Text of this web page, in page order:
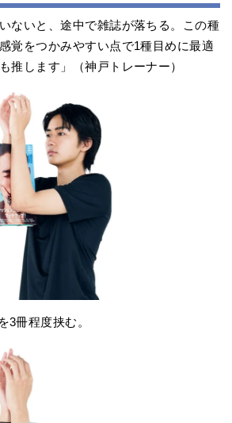
ないと、途中で雑誌が落ちる。この種
覚をつかみやすい点で1種目めに最適
推します」（神戸トレーナー）
3冊程度挟む。